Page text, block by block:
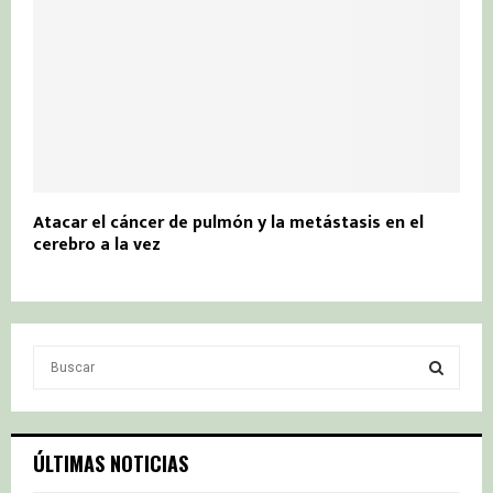
Atacar el cáncer de pulmón y la metástasis en el
cerebro a la vez
c
h
S
ÚLTIMAS NOTICIAS